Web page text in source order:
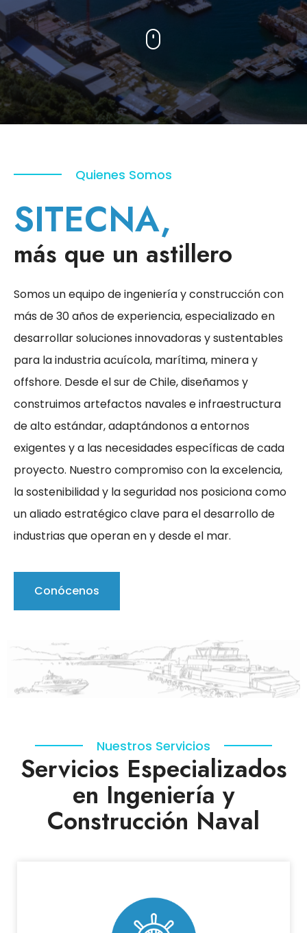
Quienes Somos
SITECNA,
más que un astillero
Somos un equipo de ingeniería y construcción con
más de 30 años de experiencia, especializado en
desarrollar soluciones innovadoras y sustentables
para la industria acuícola, marítima, minera y
offshore. Desde el sur de Chile, diseñamos y
construimos artefactos navales e infraestructura
de alto estándar, adaptándonos a entornos
exigentes y a las necesidades específicas de cada
proyecto. Nuestro compromiso con la excelencia,
la sostenibilidad y la seguridad nos posiciona como
un aliado estratégico clave para el desarrollo de
industrias que operan en y desde el mar.
Conócenos
Nuestros Servicios
Servicios Especializados
en Ingeniería y
Construcción Naval